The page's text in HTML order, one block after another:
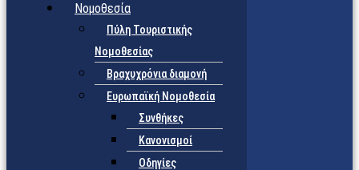
Νομοθεσία
Πύλη Τουριστικής
Νομοθεσίας
Βραχυχρόνια διαμονή
Ευρωπαϊκή Νομοθεσία
Συνθήκες
Κανονισμοί
Οδηγίες